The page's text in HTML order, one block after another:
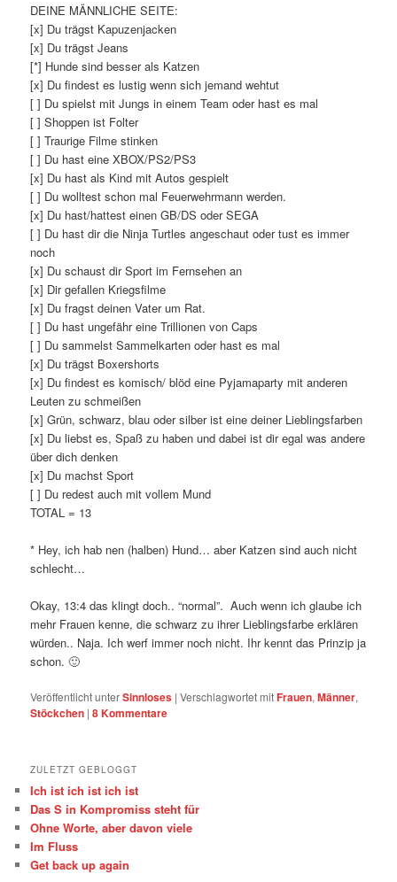
DEINE MÄNNLICHE SEITE:
[x] Du trägst Kapuzenjacken
[x] Du trägst Jeans
[*] Hunde sind besser als Katzen
[x] Du findest es lustig wenn sich jemand wehtut
[ ] Du spielst mit Jungs in einem Team oder hast es mal
[ ] Shoppen ist Folter
[ ] Traurige Filme stinken
[ ] Du hast eine XBOX/PS2/PS3
[x] Du hast als Kind mit Autos gespielt
[ ] Du wolltest schon mal Feuerwehrmann werden.
[x] Du hast/hattest einen GB/DS oder SEGA
[ ] Du hast dir die Ninja Turtles angeschaut oder tust es immer
noch
[x] Du schaust dir Sport im Fernsehen an
[x] Dir gefallen Kriegsfilme
[x] Du fragst deinen Vater um Rat.
[ ] Du hast ungefähr eine Trillionen von Caps
[ ] Du sammelst Sammelkarten oder hast es mal
[x] Du trägst Boxershorts
[x] Du findest es komisch/ blöd eine Pyjamaparty mit anderen
Leuten zu schmeißen
[x] Grün, schwarz, blau oder silber ist eine deiner Lieblingsfarben
[x] Du liebst es, Spaß zu haben und dabei ist dir egal was andere
über dich denken
[x] Du machst Sport
[ ] Du redest auch mit vollem Mund
TOTAL = 13
* Hey, ich hab nen (halben) Hund… aber Katzen sind auch nicht
schlecht…
Okay, 13:4 das klingt doch.. “normal”. Auch wenn ich glaube ich
mehr Frauen kenne, die schwarz zu ihrer Lieblingsfarbe erklären
würden.. Naja. Ich werf immer noch nicht. Ihr kennt das Prinzip ja
schon. 🙂
Veröffentlicht unterSinnloses |Verschlagwortet mitFrauen,Männer,
Stöckchen |8Kommentare
ZULETZT GEBLOGGT
Ich ist ich ist ich ist
Das S in Kompromiss steht für
Ohne Worte, aber davon viele
Im Fluss
Get back up again